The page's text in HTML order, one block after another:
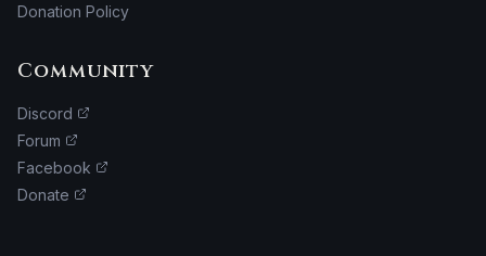
Donation Policy
Community
Discord
Forum
Facebook
Donate